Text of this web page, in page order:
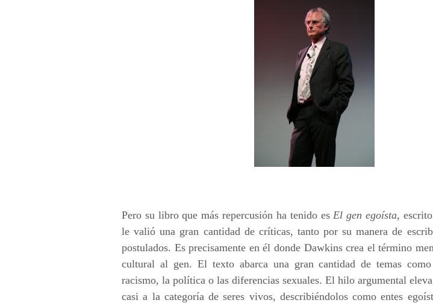
Pero su libro que más repercusión ha tenido esEl gen egoísta,
le valió una gran cantidad de críticas, tanto por su manera de
postulados. Es precisamente en él donde Dawkins crea el término
cultural al gen. El texto abarca una gran cantidad de temas
racismo, la política o las diferencias sexuales. El hilo argumental eleva
casi a la categoría de seres vivos, describiéndolos como entes